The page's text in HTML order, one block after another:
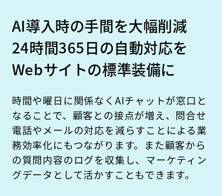
AI導入時の手間を大幅削減
24時間365日の自動対応を
Webサイトの標準装備に
時間や曜日に関係なくAIチャットが窓口と
なることで、顧客との接点が増え、問合せ
電話やメールの対応を減らすことによる業
務効率化にもつながります。また顧客から
の質問内容のログを収集し、マーケティン
グデータとして活かすこともできます。